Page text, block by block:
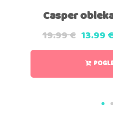
Casper
19.99€ 13.99€